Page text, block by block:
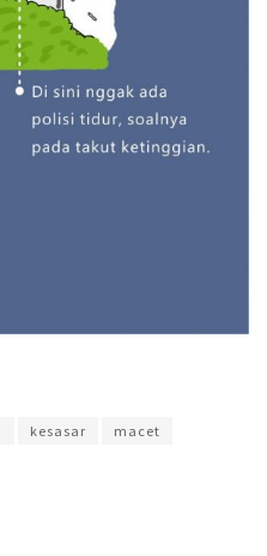
kesasar
macet